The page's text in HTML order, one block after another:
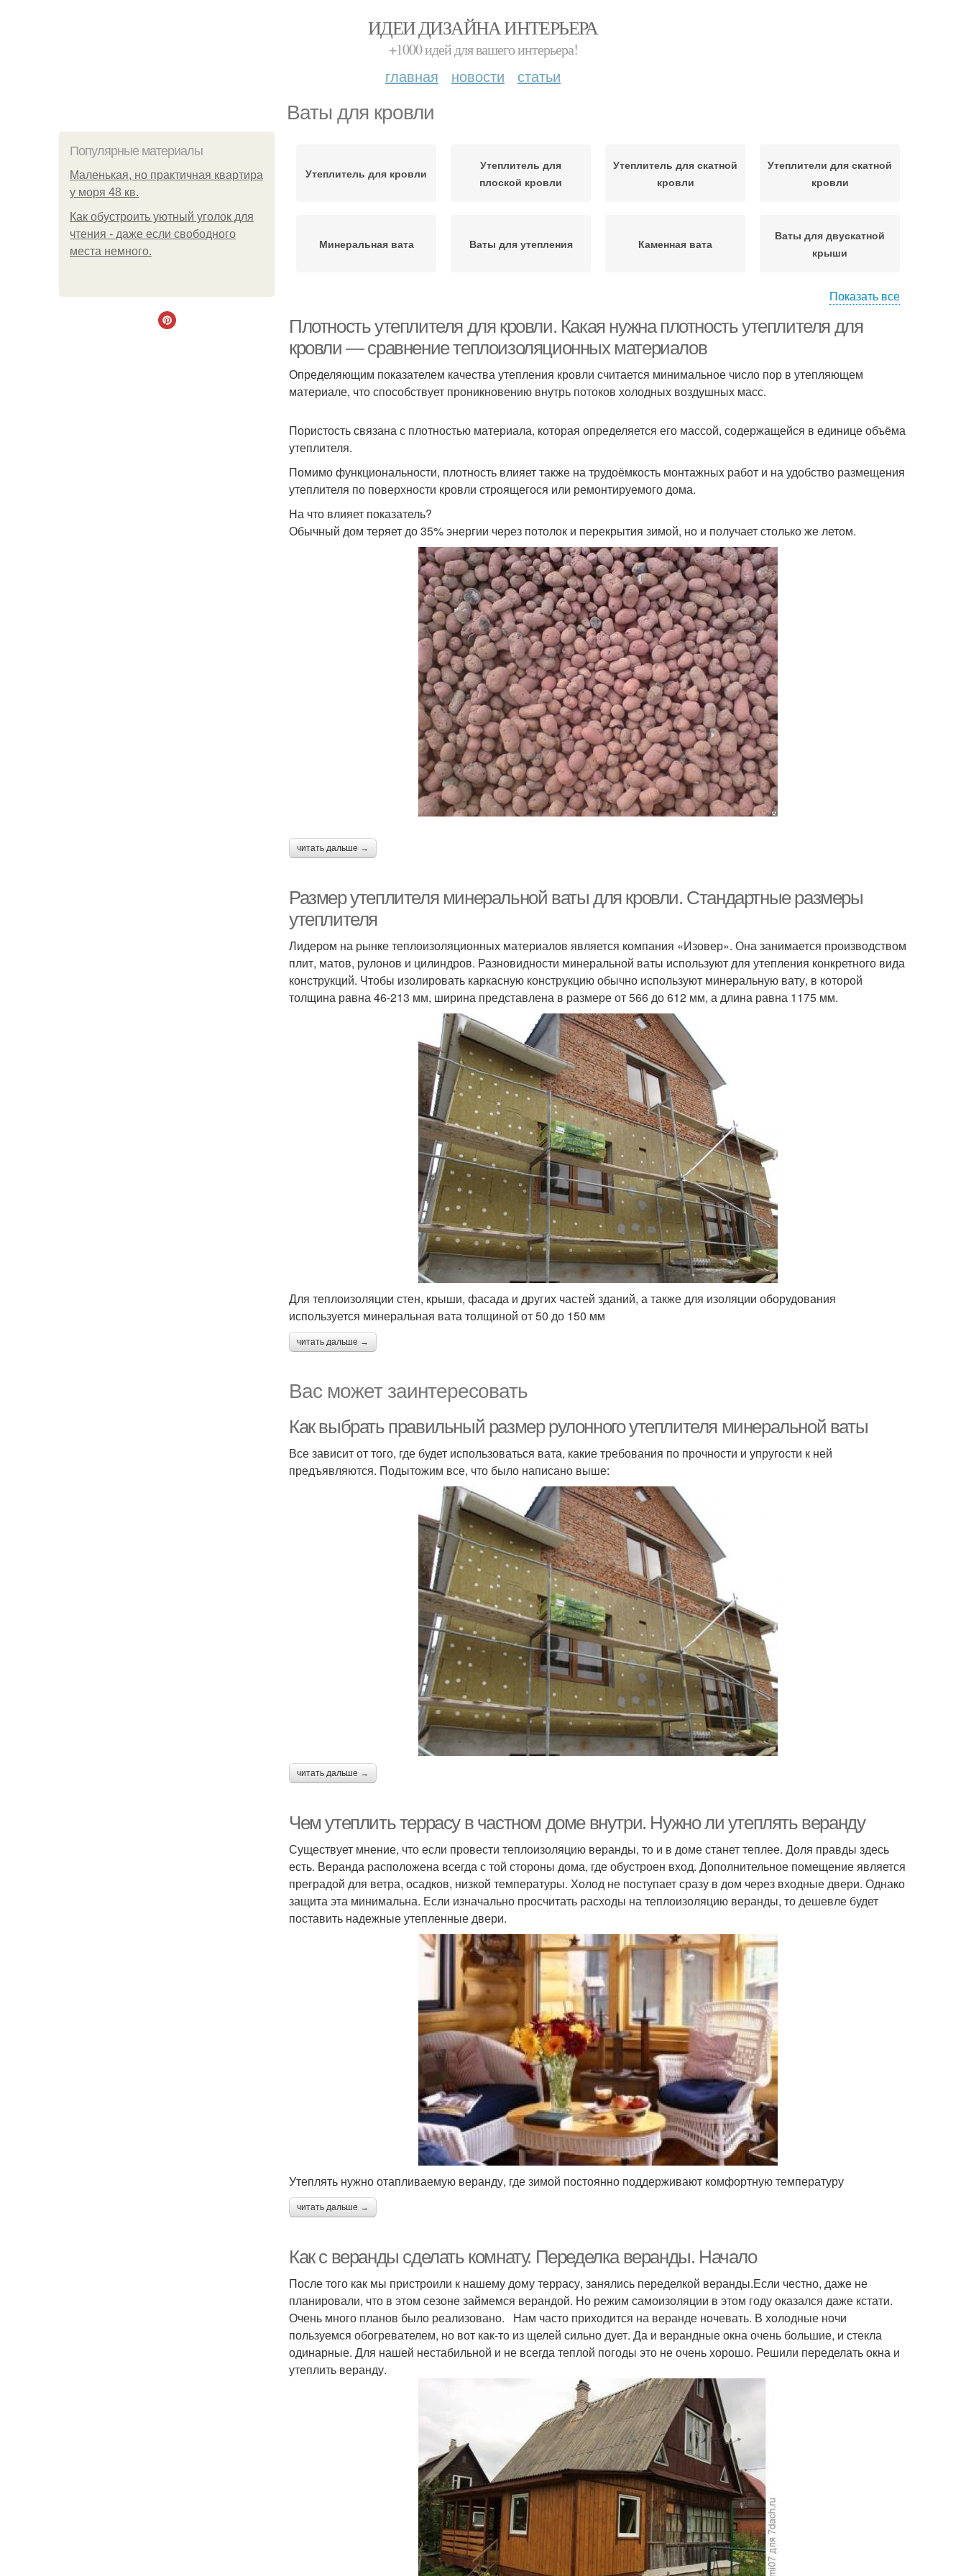
ИДЕИ ДИЗАЙНА ИНТЕРЬЕРА
+1000 идей для вашего интерьера!
главная новости статьи
Ваты для кровли
Популярные материалы
Маленькая, но практичная квартира
у моря 48 кв.
Как обустроить уютный уголок для
чтения - даже если свободного
места немного.
Утеплитель для кровли
Утеплитель для
плоской кровли
Утеплитель для скатной
кровли
Утеплители для скатной
кровли
Минеральная вата Ваты для утепления Каменная вата
Ваты для двускатной
крыши
Показать все
Плотность утеплителя для кровли. Какая нужна плотность утеплителя для
кровли — сравнение теплоизоляционных материалов
Определяющим показателем качества утепления кровли считается минимальное число пор в утепляющем
материале, что способствует проникновению внутрь потоков холодных воздушных масс.
Пористость связана с плотностью материала, которая определяется его массой, содержащейся в единице объёма
утеплителя.
Помимо функциональности, плотность влияет также на трудоёмкость монтажных работ и на удобство размещения
утеплителя по поверхности кровли строящегося или ремонтируемого дома.
На что влияет показатель?
Обычный дом теряет до 35% энергии через потолок и перекрытия зимой, но и получает столько же летом.
читать дальше →
Размер утеплителя минеральной ваты для кровли. Стандартные размеры
утеплителя
Лидером на рынке теплоизоляционных материалов является компания «Изовер». Она занимается производством
плит, матов, рулонов и цилиндров. Разновидности минеральной ваты используют для утепления конкретного вида
конструкций. Чтобы изолировать каркасную конструкцию обычно используют минеральную вату, в которой
толщина равна 46-213 мм, ширина представлена в размере от 566 до 612 мм, а длина равна 1175 мм.
Для теплоизоляции стен, крыши, фасада и других частей зданий, а также для изоляции оборудования
используется минеральная вата толщиной от 50 до 150 мм
читать дальше →
Вас может заинтересовать
Как выбрать правильный размер рулонного утеплителя минеральной ваты
Все зависит от того, где будет использоваться вата, какие требования по прочности и упругости к ней
предъявляются. Подытожим все, что было написано выше:
читать дальше →
Чем утеплить террасу в частном доме внутри. Нужно ли утеплять веранду
Существует мнение, что если провести теплоизоляцию веранды, то и в доме станет теплее. Доля правды здесь
есть. Веранда расположена всегда с той стороны дома, где обустроен вход. Дополнительное помещение является
преградой для ветра, осадков, низкой температуры. Холод не поступает сразу в дом через входные двери. Однако
защита эта минимальна. Если изначально просчитать расходы на теплоизоляцию веранды, то дешевле будет
поставить надежные утепленные двери.
Утеплять нужно отапливаемую веранду, где зимой постоянно поддерживают комфортную температуру
читать дальше →
Как с веранды сделать комнату. Переделка веранды. Начало
После того как мы пристроили к нашему дому террасу, занялись переделкой веранды.Если честно, даже не
планировали, что в этом сезоне займемся верандой. Но режим самоизоляции в этом году оказался даже кстати.
Очень много планов было реализовано. Нам часто приходится на веранде ночевать. В холодные ночи
пользуемся обогревателем, но вот как-то из щелей сильно дует. Да и верандные окна очень большие, и стекла
одинарные. Для нашей нестабильной и не всегда теплой погоды это не очень хорошо. Решили переделать окна и
утеплить веранду.